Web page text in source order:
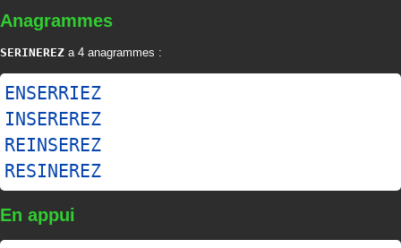
Anagrammes
SERINEREZ a 4 anagrammes :
ENSERRIEZ
INSEREREZ
REINSEREZ
RESINEREZ
En appui